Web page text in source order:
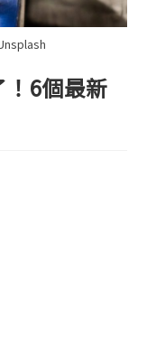
！6個最新